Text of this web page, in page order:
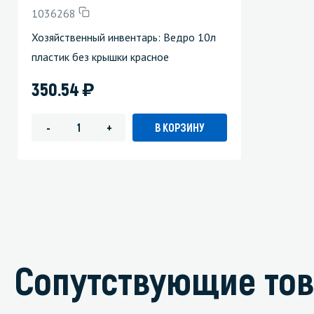
1036268
Хозяйственный инвентарь: Ведро 10л
пластик без крышки красное
350.54)
- + В КОРЗИНУ
Сопутствующие